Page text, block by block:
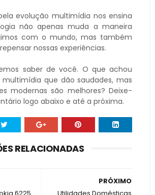
evolução multimídia nos ensina
não apenas muda a maneira
com o mundo, mas também
nossas experiências.
saber de você. O que achou
que dão saudades, mas
modernas são melhores? Deixe-
logo abaixo e até a próxima.
RELACIONADAS
PRÓXIMO